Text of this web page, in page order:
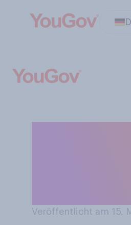
Veröffentlicht am 15.